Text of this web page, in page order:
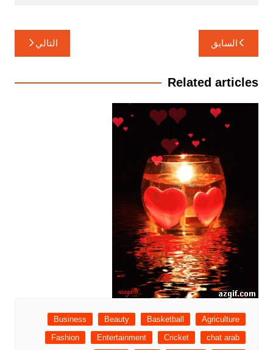
تصفّح
المقالات
السابق التالي
Related articles
Agriculture
Basketball
Beauty
Business
chat arab
Cricket
Entertainment
Fashion